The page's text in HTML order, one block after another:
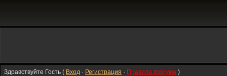
Здравствуйте Гость ( Вход · Регистрация · Правила форума )